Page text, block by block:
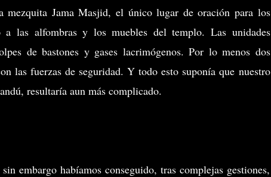
Jama Masjid, el único lugar de oración para los
las alfombras y los muebles del templo. Las unidades
de bastones y gases lacrimógenos. Por lo menos dos
las fuerzas de seguridad. Y todo esto suponía que nuestro
resultaría aun más complicado.
embargo habíamos conseguido, tras complejas gestiones,